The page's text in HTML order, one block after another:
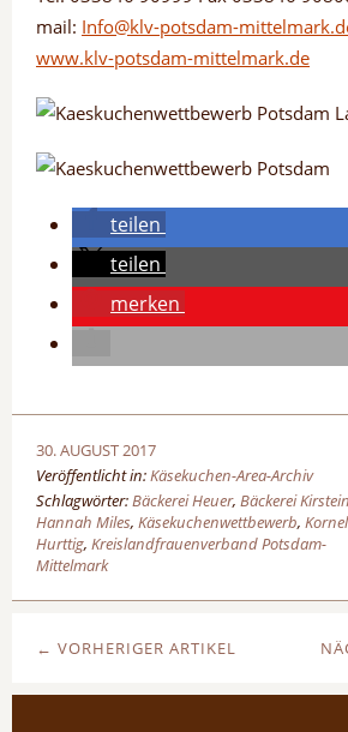
mail: Info@klv-potsdam-
www.klv-potsdam-mittelmark.de
teilen
teilen
merken
30. AUGUST 2017
Veröffentlicht in:Käsekuchen-Area-Archiv
Schlagwörter:Bäckerei Heuer, Bäckerei Kirstein
Hannah Miles, Käsekuchenwettbewerb,
Hurttig, Kreislandfrauenverband Potsdam-
Mittelmark
← VORHERIGER ARTIKEL